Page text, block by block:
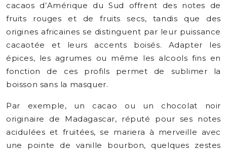
cacaos d’Amérique du Sud offrent des notes de
fruits rouges et de fruits secs, tandis que des
origines africaines se distinguent par leur puissance
cacaotée et leurs accents boisés. Adapter les
épices, les agrumes ou même les alcools fins en
fonction de ces profils permet de sublimer la
boisson sans la masquer.
Par exemple, un cacao ou un chocolat noir
originaire de Madagascar, réputé pour ses notes
acidulées et fruitées, se mariera à merveille avec
une pointe de vanille bourbon, quelques zestes